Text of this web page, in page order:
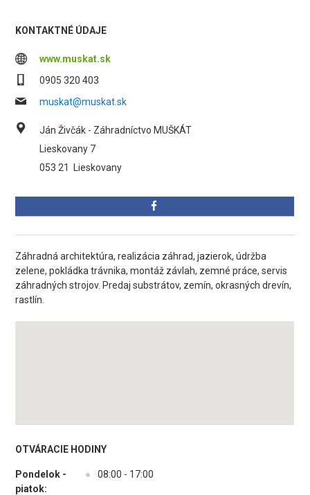
KONTAKTNÉ ÚDAJE
www.muskat.sk
0905 320 403
muskat@muskat.sk
Ján Živčák - Záhradníctvo MUŠKÁT
Lieskovany 7
053 21
Lieskovany
Záhradná architektúra, realizácia záhrad, jazierok, údržba
zelene, pokládka trávnika, montáž závlah, zemné práce, servis
záhradných strojov. Predaj substrátov, zemín, okrasných drevín,
rastlín.
OTVÁRACIE HODINY
Pondelok -
piatok:
● 08:00 - 17:00